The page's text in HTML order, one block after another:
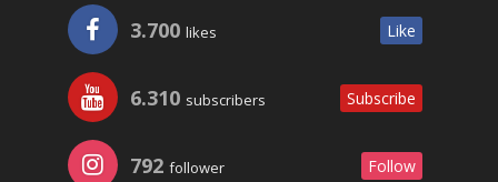
3.700 likes Like
6.310 subscribers Subscribe
792 follower Follow